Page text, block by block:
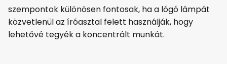
szempontok különösen fontosak, ha a lógó lámpát
közvetlenül az íróasztal felett használják, hogy
lehetővé tegyék a koncentrált munkát.